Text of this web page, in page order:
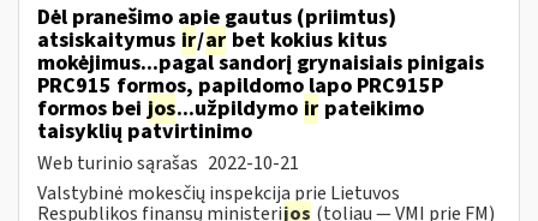
Dėl pranešimo apie gautus (priimtus)
atsiskaitymus ir/ar bet kokius kitus
mokėjimus...pagal sandorį grynaisiais pinigais
PRC915 formos, papildomo lapo PRC915P
formos bei jos...užpildymo ir pateikimo
taisyklių patvirtinimo
Web turinio sąrašas 2022-10-21
Valstybinė mokesčių inspekcija prie Lietuvos
Respublikos finansų ministerijos (toliau ― VMI prie FM)